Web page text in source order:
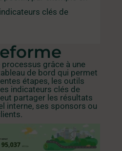
clés de
grâce à une
de bord qui permet
étapes, les outils
indicateurs clés de
partager les résultats
interne, ses sponsors ou